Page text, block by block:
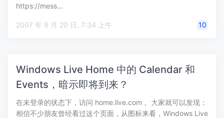
https://mess…
2007 年 9 月 20 日, 7:34 上午 10
Windows Live Home 中的 Calendar 和
Events，暗示即将到来？
在未登录的状态下，访问 home.live.com 。大家就可以发现：
相信不少朋友曾经看过这个页面，从图标来看，Windows Live